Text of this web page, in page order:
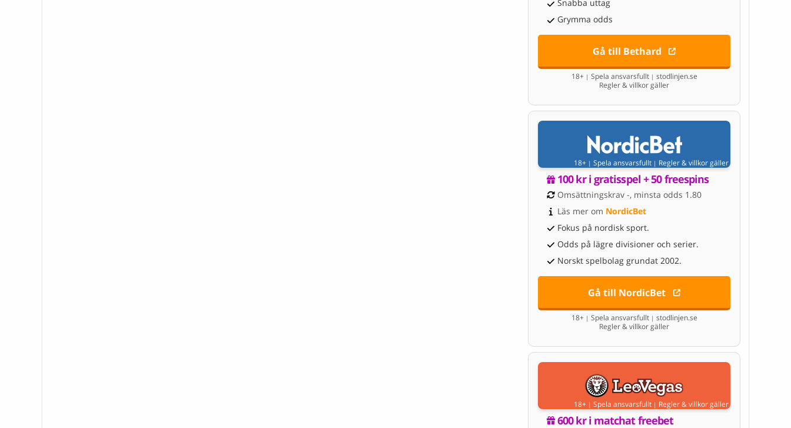
Snabba uttag
Grymma odds
Gå till Bethard
18+ | Spela ansvarsfullt | stodlinjen.se
Regler & villkor gäller
18+ | Spela ansvarsfullt | Regler & villkor gäller
100 kr i gratisspel + 50 freespins
Omsättningskrav -, minsta odds 1.80
Läs mer om NordicBet
Fokus på nordisk sport.
Odds på lägre divisioner och serier.
Norskt spelbolag grundat 2002.
Gå till NordicBet
18+ | Spela ansvarsfullt | stodlinjen.se
Regler & villkor gäller
18+ | Spela ansvarsfullt | Regler & villkor gäller
600 kr i matchat freebet